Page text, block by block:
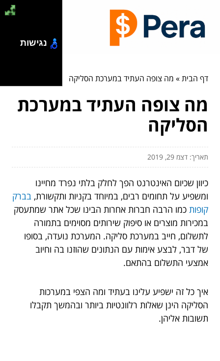
דף הבית» מה צופה העתיד במערכת הסליקה
מה צופה העתיד במערכת
הסליקה
תאריך: דצמ 29, 2019
כיוון שכיום האינטרנט הפך לחלק בלתי נפרד מחיינו
ומשפיע על תחומים רבים, במיוחד בקניות ותקשורת, בברק
קופות כמו הרבה חברות אחרות הבינו שכל אתר שמתעסק
במכירות מוצרים או סיפוק שירותים מסוימים בתמורה
לתשלום, חייב במערכת סליקה. המערכת נועדה, בסופו
של דבר, לבצע אימות עם הנתונים שהוזנו בה וחיוב
אמצעי התשלום בהתאם.
איך כל זה ישפיע עלינו בעתיד ומה הצפי במערכות
הסליקה הינן שאלות רלוונטיות ביותר ובהמשך תקבלו
תשובות אליהן.
נגישות